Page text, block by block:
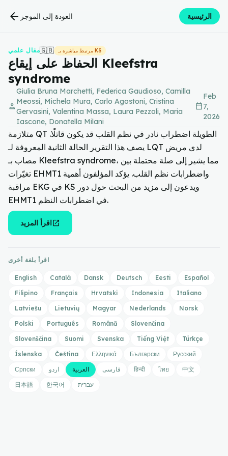
arrow_back العودة إلى الموجز الرئيسية
مقال علمي🇬🇧 مرتبط مباشرة بـ KS
الحفاظ على إيقاع Kleefstra
syndrome
person
Giulia Bruna Marchetti, Federica Gaudioso, Camilla
Meossi, Michela Mura, Carlo Agostoni, Cristina
Gervasini, Valentina Massa, Laura Pezzoli, Maria
Iascone, Donatella Milani
calendar_today
Feb
7,
2026
متلازمة QT الطويلة اضطراب نادر في نظم القلب قد يكون قاتلًا.
يصف هذا التقرير الحالة الثانية المعروفة لـ LQT لدى مريض
مصاب بـ Kleefstra syndrome، مما يشير إلى صلة محتملة بين
تغيّرات EHMT1 واضطرابات نظم القلب. يؤكد المؤلفون أهمية
مراقبة EKG في KS ويدعون إلى مزيد من البحث حول دور
EHMT1 في اضطرابات النظم.
اقرأ المزيدopen_in_new
اقرأ بلغة أخرى
English Català Dansk Deutsch Eesti
Español
Filipino
Français Hrvatski Indonesia
Italiano
Latviešu
Lietuvių Magyar Nederlands
Norsk
Polski
Português Română
Slovenčina
Slovenščina
Suomi Svenska Tiếng Việt
Türkçe
Íslenska
Čeština Ελληνικά Български
Русский
Српски
اردو العربية فارسی हिन्दी ไทย
中文
日本語
한국어 עברית